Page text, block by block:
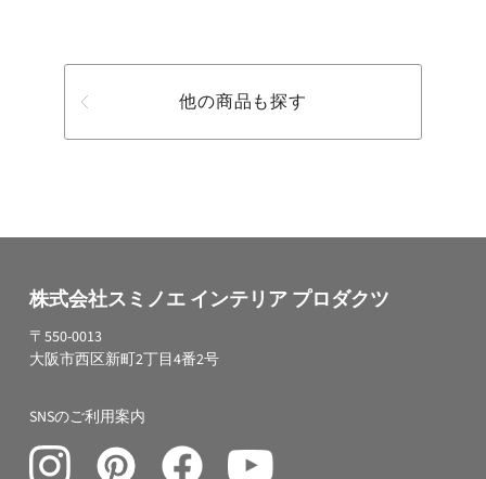
他の商品も探す
株式会社スミノエ インテリア プロダクツ
〒550-0013
大阪市西区新町2丁目4番2号
SNSのご利用案内